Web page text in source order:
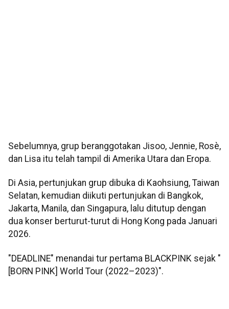
Sebelumnya, grup beranggotakan Jisoo, Jennie, Rosè,
dan Lisa itu telah tampil di Amerika Utara dan Eropa.
Di Asia, pertunjukan grup dibuka di Kaohsiung, Taiwan
Selatan, kemudian diikuti pertunjukan di Bangkok,
Jakarta, Manila, dan Singapura, lalu ditutup dengan
dua konser berturut-turut di Hong Kong pada Januari
2026.
"DEADLINE" menandai tur pertama BLACKPINK sejak "
[BORN PINK] World Tour (2022–2023)".